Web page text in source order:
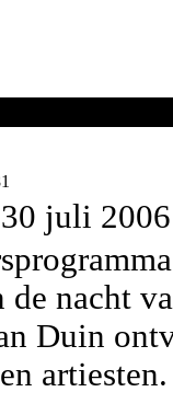
juli 2006
de nacht
Duin
artiesten.